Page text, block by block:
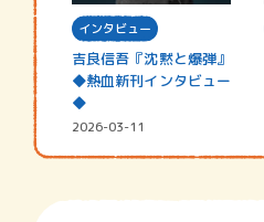
インタビュー
吉良信吾『沈黙と爆弾』
◆熱血新刊インタビュー
◆
2026-03-11